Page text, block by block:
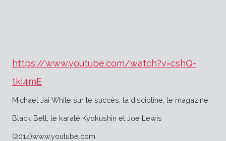
https://www.youtube.com/watch?v=cshQ-
tki4mE
Michael Jai White sur le succès, la discipline, le magazine
Black Belt, le karaté Kyokushin et Joe Lewis
(2014)www.youtube.com